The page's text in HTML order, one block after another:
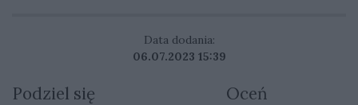
Data dodania:
06.07.2023 15:39
Podziel się Oceń